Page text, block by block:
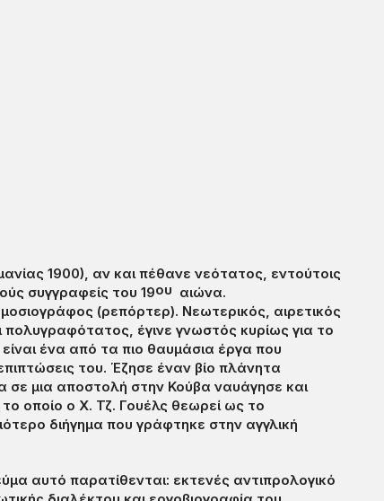
1900), αν και πέθανε νεότατος, εντούτοις
συγγραφείς του 19ου αιώνα.
(ρεπόρτερ). Νεωτερικός, αιρετικός
έγινε γνωστός κυρίως για το
ένα από τα πιο θαυμάσια έργα που
του. Έζησε έναν βίο πλάνητα
σε μια αποστολή στην Κούβα ναυάγησε και
οποίο ο Χ. Τζ. Γουέλς θεωρεί ως το
διήγημα που γράφτηκε στην αγγλική
αυτό παρατίθενται: εκτενές αντιπρολογικό